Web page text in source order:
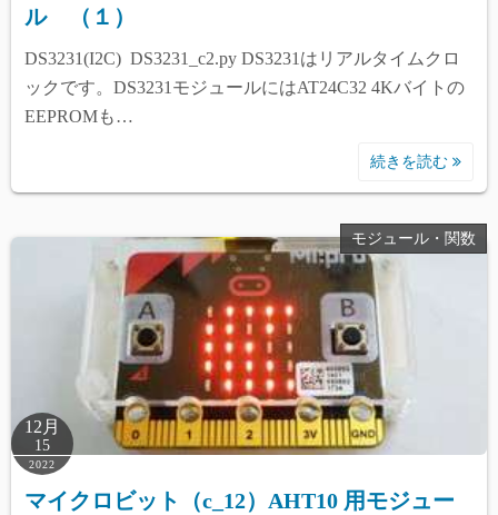
ル （１）
DS3231(I2C) DS3231_c2.py DS3231はリアルタイムクロ
ックです。DS3231モジュールにはAT24C32 4Kバイトの
EEPROMも…
続きを読む
モジュール・関数
12月
15
2022
マイクロビット（c_12）AHT10 用モジュー